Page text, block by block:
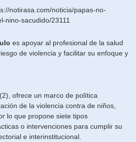
notirasa.com/noticia/papas-no-
nino-sacudido/23111
es apoyar al profesional de la salud
de violencia y facilitar su enfoque y
(2), ofrece un marco de política
de la violencia contra de niños,
lo que propone siete tipos
o intervenciones para cumplir su
e interinstitucional.